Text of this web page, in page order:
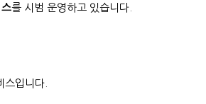
를 시범 운영하고 있습니다.
입니다.